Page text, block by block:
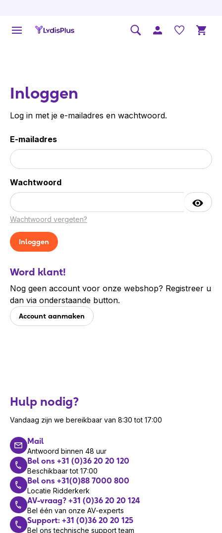
Inloggen
Log in met je e-mailadres en wachtwoord.
E-mailadres
Wachtwoord
Wachtwoord vergeten?
Word klant!
Nog geen account voor onze webshop? Registreer u
dan via onderstaande button.
Account aanmaken
Hulp nodig?
Vandaag zijn we bereikbaar van 8:30 tot 17:00
Mail
Antwoord binnen 48 uur
Bel ons +31 (0)36 20 20 120
Beschikbaar tot 17:00
Bel ons +31(0)88 7000 800
Locatie Ridderkerk
AV-vraag? +31 (0)36 20 20 124
Bel één van onze AV-experts
Support: +31 (0)36 20 20 125
Bel ons technische support team